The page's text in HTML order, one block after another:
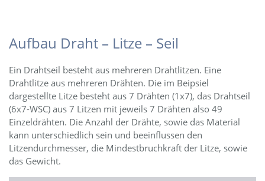
Aufbau Draht – Litze – Seil
Ein Drahtseil besteht aus mehreren Drahtlitzen. Eine
Drahtlitze aus mehreren Drähten. Die im Beipsiel
dargestellte Litze besteht aus 7 Drähten (1x7), das Drahtseil
(6x7-WSC) aus 7 Litzen mit jeweils 7 Drähten also 49
Einzeldrähten. Die Anzahl der Drähte, sowie das Material
kann unterschiedlich sein und beeinflussen den
Litzendurchmesser, die Mindestbruchkraft der Litze, sowie
das Gewicht.